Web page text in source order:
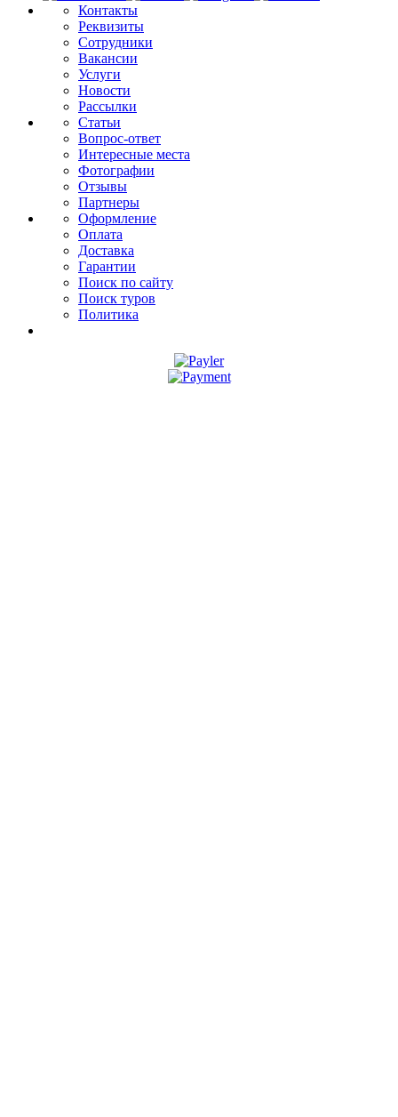
Контакты
Реквизиты
Сотрудники
Вакансии
Услуги
Новости
Рассылки
Статьи
Вопрос-ответ
Интересные места
Фотографии
Отзывы
Партнеры
Оформление
Оплата
Доставка
Гарантии
Поиск по сайту
Поиск туров
Политика